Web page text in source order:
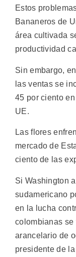
Estos
Bananeros de
área cultivada
productividad
Sin embargo,
las ventas se
45 por ciento
UE.
Las flores
mercado de
ciento de las
Si Washington
sudamericano
en la lucha
colombianas se
arancelario de
presidente de